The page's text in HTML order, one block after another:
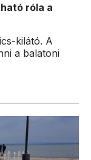
róla a
kilátó. A
a balatoni